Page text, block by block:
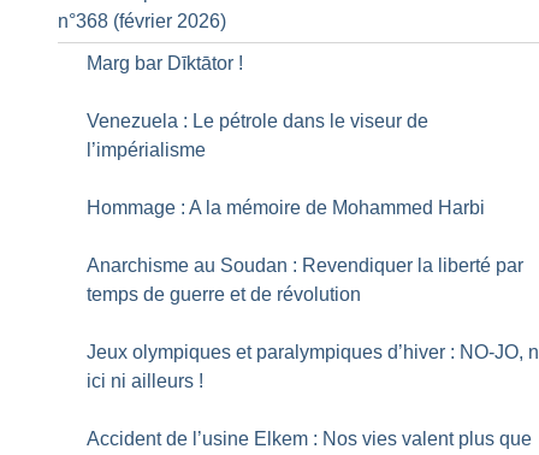
n°368 (février 2026)
Marg bar Dīktātor !
Venezuela : Le pétrole dans le viseur de
l’impérialisme
Hommage : A la mémoire de Mohammed Harbi
Anarchisme au Soudan : Revendiquer la liberté par
temps de guerre et de révolution
Jeux olympiques et paralympiques d’hiver : NO-JO,
ici ni ailleurs !
Accident de l’usine Elkem : Nos vies valent plus que